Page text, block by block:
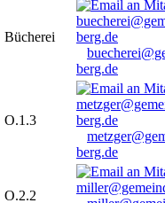
Bücherei
berg.de
O.1.3
berg.de
O.2.2